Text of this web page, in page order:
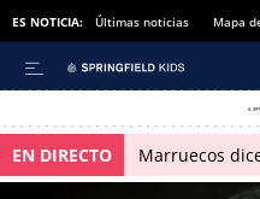
ES NOTICIA: Últimas noticias Mapa
EN DIRECTO Marruecos